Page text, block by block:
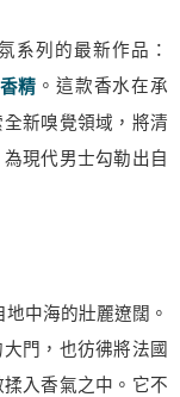
系列的最新作品：
精 。這款香水在承
新嗅覺領域，將清
現代男士勾勒出自
中海的壯麗遼闊。
門，也彷彿將法國
入香氣之中。它不